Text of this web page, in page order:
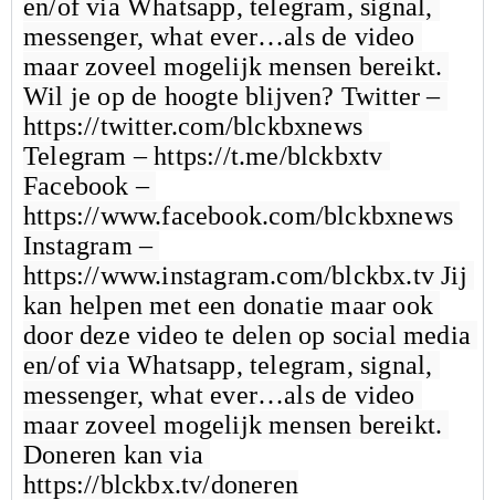
en/of via Whatsapp, telegram, signal,
messenger, what ever…als de video
maar zoveel mogelijk mensen bereikt.
Wil je op de hoogte blijven? Twitter –
https://twitter.com/blckbxnews
Telegram – https://t.me/blckbxtv
Facebook –
https://www.facebook.com/blckbxnews
Instagram –
https://www.instagram.com/blckbx.tv Jij
kan helpen met een donatie maar ook
door deze video te delen op social media
en/of via Whatsapp, telegram, signal,
messenger, what ever…als de video
maar zoveel mogelijk mensen bereikt.
Doneren kan via
https://blckbx.tv/doneren